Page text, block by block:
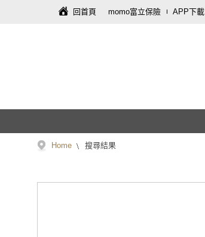
回首頁 momo富立保險 APP下載
Home 搜尋結果